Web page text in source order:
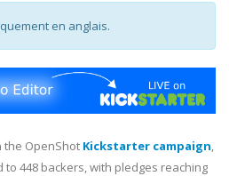
en anglais.
the OpenShot Kickstarter campaign,
448 backers, with pledges reaching